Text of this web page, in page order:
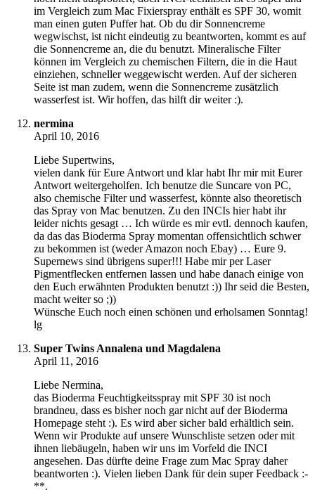
im Vergleich zum Mac Fixierspray enthält es SPF 30, womit
man einen guten Puffer hat. Ob du dir Sonnencreme
wegwischst, ist nicht eindeutig zu beantworten, kommt es auf
die Sonnencreme an, die du benutzt. Mineralische Filter
können im Vergleich zu chemischen Filtern, die in die Haut
einziehen, schneller weggewischt werden. Auf der sicheren
Seite ist man zudem, wenn die Sonnencreme zusätzlich
wasserfest ist. Wir hoffen, das hilft dir weiter :).
nermina
April 10, 2016
Liebe Supertwins,
vielen dank für Eure Antwort und klar habt Ihr mir mit Eurer
Antwort weitergeholfen. Ich benutze die Suncare von PC,
also chemische Filter und wasserfest, könnte also theoretisch
das Spray von Mac benutzen. Zu den INCIs hier habt ihr
leider nichts gesagt … Ich würde es mir evtl. dennoch kaufen,
da das das Bioderma Spray momentan offensichtlich schwer
zu bekommen ist (weder Amazon noch Ebay) … Eure 9.
Supernews sind übrigens super!!! Habe mir per Laser
Pigmentflecken entfernen lassen und habe danach einige von
den Euch erwähnten Produkten benutzt :)) Ihr seid die Besten,
macht weiter so ;))
Wünsche Euch noch einen schönen und erholsamen Sonntag!
lg
Super Twins Annalena und Magdalena
April 11, 2016
Liebe Nermina,
das Bioderma Feuchtigkeitsspray mit SPF 30 ist noch
brandneu, dass es bisher noch gar nicht auf der Bioderma
Homepage steht :). Es wird aber sicher bald erhältlich sein.
Wenn wir Produkte auf unsere Wunschliste setzen oder mit
ihnen liebäugeln, haben wir uns im Vorfeld die INCI
angesehen. Das dürfte deine Frage zum Mac Spray daher
beantworten :). Vielen lieben Dank für dein super Feedback :-
**.